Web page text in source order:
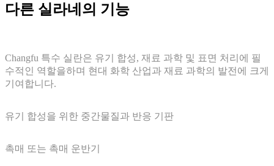
다른 실라네의 기능
Changfu 특수 실란은 유기 합성, 재료 과학 및 표면 처리에 필
수적인 역할을하며 현대 화학 산업과 재료 과학의 발전에 크게
기여합니다.
유기 합성을 위한 중간물질과 반응 기판
촉매 또는 촉매 운반기